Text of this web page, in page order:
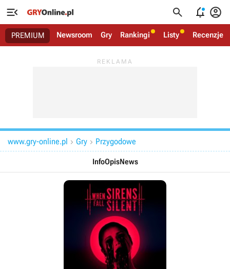
   
PREMIUM Newsroom Gry Rankingi Listy Recenzje
www.gry-online.pl  Gry  Przygodowe
InfoOpisNews